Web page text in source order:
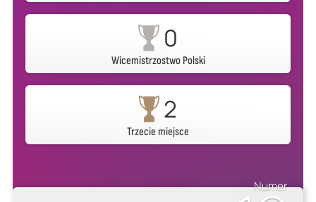
0
Wicemistrzostwo Polski
2
Trzecie miejsce
Numer